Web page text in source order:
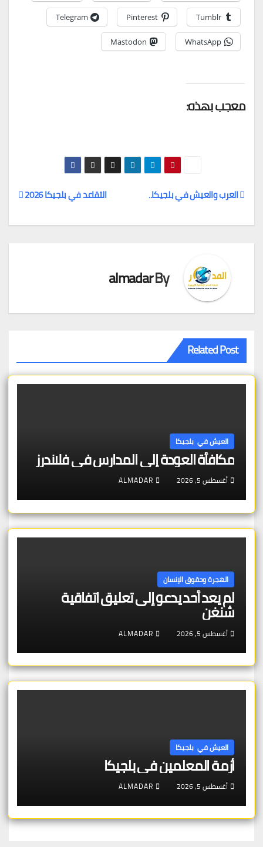
Tumblr
Pinterest
Telegram
WhatsApp
Mastodon
معجب بهذه:
تصفّح
التقاعد في بلجيكا 2026 العرب والعيش في بلجيكا..
By
almadar
Related Post
العيش في بلجيكا
مكافأة العودة إلى المدارس في فلاندرز
أغسطس 5, 2026 ALMADAR
الهجرة وحقوق الإنسان
لم يعد أحد يدعو إلى تعليق اتفاقية
شنغن
أغسطس 5, 2026 ALMADAR
العيش في بلجيكا
أزمة المعلمين في بلجيكا
أغسطس 5, 2026 ALMADAR